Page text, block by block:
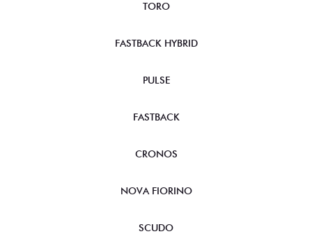
TORO
FASTBACK HYBRID
PULSE
FASTBACK
CRONOS
NOVA FIORINO
SCUDO